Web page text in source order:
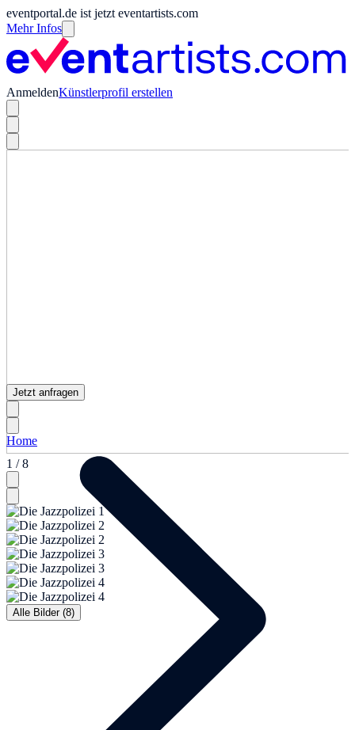
eventportal.de ist jetzt eventartists.com
Mehr Infos
AnmeldenKünstlerprofil erstellen
1 / 8
Alle Bilder (8)
Jetzt anfragen
Home